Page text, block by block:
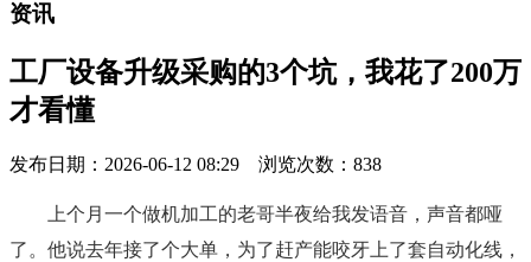
资讯
工厂设备升级采购的3个坑，我花了200万
才看懂
发布日期：2026-06-12 08:29 浏览次数： 838
上个月一个做机加工的老哥半夜给我发语音，声音都哑
了。他说去年接了个大单，为了赶产能咬牙上了套自动化线，